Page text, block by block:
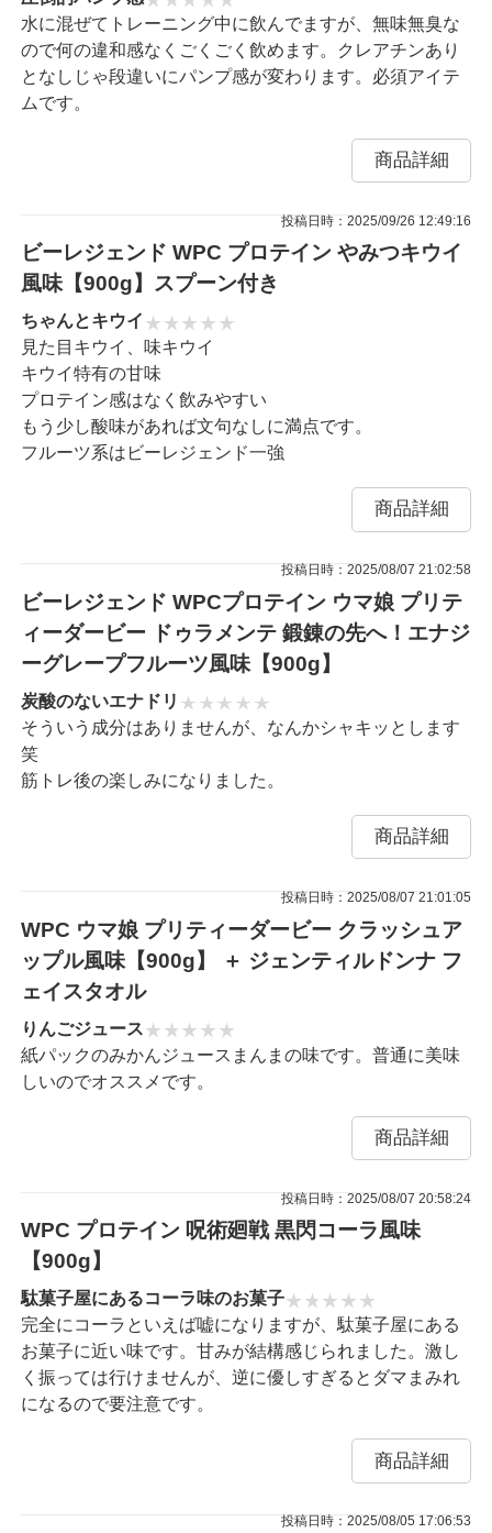
水に混ぜてトレーニング中に飲んでますが、無味無臭な
ので何の違和感なくごくごく飲めます。クレアチンあり
となしじゃ段違いにパンプ感が変わります。必須アイテ
ムです。
商品詳細
投稿日時：2025/09/26 12:49:16
ビーレジェンド WPC プロテイン やみつキウイ
風味【900g】スプーン付き
ちゃんとキウイ
見た目キウイ、味キウイ
キウイ特有の甘味
プロテイン感はなく飲みやすい
もう少し酸味があれば文句なしに満点です。
フルーツ系はビーレジェンド一強
商品詳細
投稿日時：2025/08/07 21:02:58
ビーレジェンド WPCプロテイン ウマ娘 プリテ
ィーダービー ドゥラメンテ 鍛錬の先へ！エナジ
ーグレープフルーツ風味【900g】
炭酸のないエナドリ
そういう成分はありませんが、なんかシャキッとします
笑
筋トレ後の楽しみになりました。
商品詳細
投稿日時：2025/08/07 21:01:05
WPC ウマ娘 プリティーダービー クラッシュア
ップル風味【900g】 ＋ ジェンティルドンナ フ
ェイスタオル
りんごジュース
紙パックのみかんジュースまんまの味です。普通に美味
しいのでオススメです。
商品詳細
投稿日時：2025/08/07 20:58:24
WPC プロテイン 呪術廻戦 黒閃コーラ風味
【900g】
駄菓子屋にあるコーラ味のお菓子
完全にコーラといえば嘘になりますが、駄菓子屋にある
お菓子に近い味です。甘みが結構感じられました。激し
く振っては行けませんが、逆に優しすぎるとダマまみれ
になるので要注意です。
商品詳細
投稿日時：2025/08/05 17:06:53